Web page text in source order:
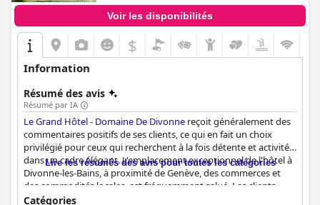
Voir les disponibilités
$
Information
Résumé des avis
Résumé par IA
Le Grand Hôtel - Domaine De Divonne reçoit généralement des
commentaires positifs de ses clients, ce qui en fait un choix
privilégié pour ceux qui recherchent à la fois détente et activité
dans un cadre élégant. L'emplacement exceptionnel de l'hôtel à
Divonne-les-Bains, à proximité de Genève, des commerces et
des commodités locales, est fréquemment salué. Les clients
apprécient l'environnement tranquille et magnifique au sein
Lire les résumés des avis pour toutes les catégories
Catégories